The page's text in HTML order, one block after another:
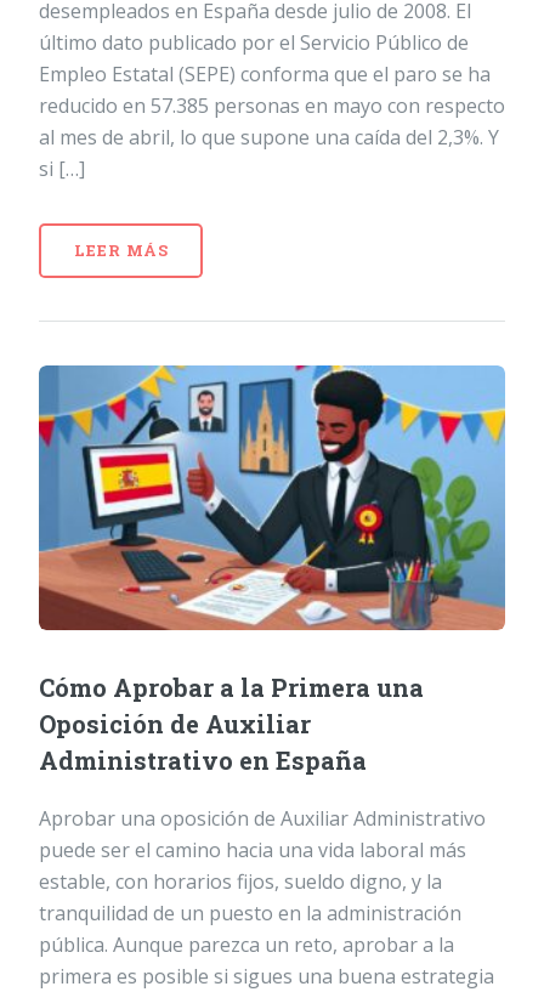
desempleados en España desde julio de 2008. El
último dato publicado por el Servicio Público de
Empleo Estatal (SEPE) conforma que el paro se ha
reducido en 57.385 personas en mayo con respecto
al mes de abril, lo que supone una caída del 2,3%. Y
si […]
LEER MÁS
Cómo Aprobar a la Primera una
Oposición de Auxiliar
Administrativo en España
Aprobar una oposición de Auxiliar Administrativo
puede ser el camino hacia una vida laboral más
estable, con horarios fijos, sueldo digno, y la
tranquilidad de un puesto en la administración
pública. Aunque parezca un reto, aprobar a la
primera es posible si sigues una buena estrategia